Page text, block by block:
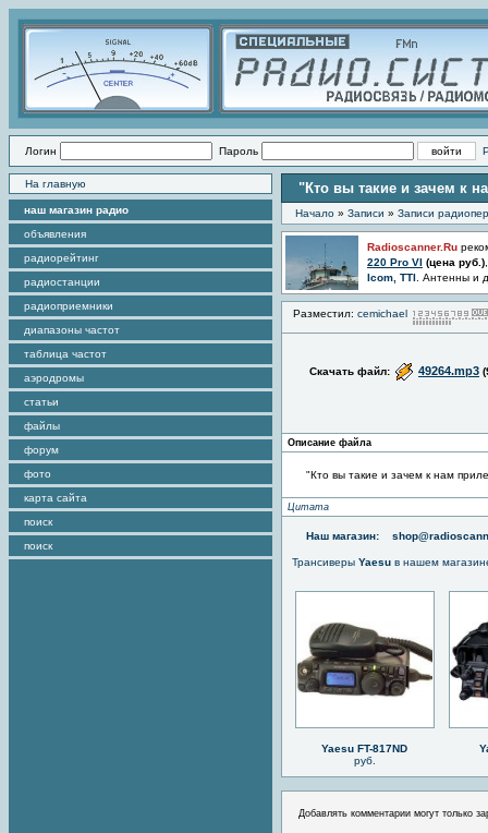
Логин Пароль
На главную
наш магазин радио
объявления
радиорейтинг
радиостанции
радиоприемники
диапазоны частот
таблица частот
аэродромы
статьи
файлы
форум
фото
карта сайта
поиск
поиск
"Кто вы такие и зачем к
Начало » Записи » Записи
Radioscanner.Ru
220 Pro VI (цена руб.)
Icom, TTI . Антенны и
Разместил: cemichael
Скачать файл: 49264.mp3
Описание файла
"Кто вы такие и зачем к нам
Цитата
Наш магазин:
Трансиверы Yaesu в нашем
Yaesu FT-817ND
руб.
Добавлять комментарии могут только